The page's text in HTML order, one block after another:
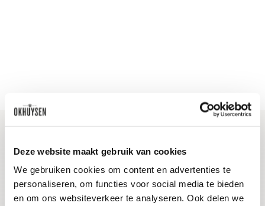
Deze website maakt gebruik van cookies
We gebruiken cookies om content en advertenties te
personaliseren, om functies voor social media te bieden
en om ons websiteverkeer te analyseren. Ook delen we
Blijf op de hoogte
Ontvang het laatste wijnnieuws, proeverijen en
evenementen